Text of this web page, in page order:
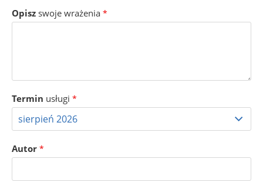
Opisz swoje wrażenia *
Termin usługi *
Autor *